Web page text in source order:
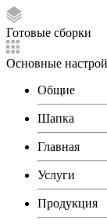
Готовые сборки
Основные
Общие
Шапка
Главная
Услуги
Продукция